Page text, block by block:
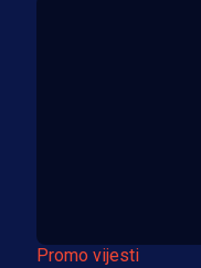
Promo vijesti